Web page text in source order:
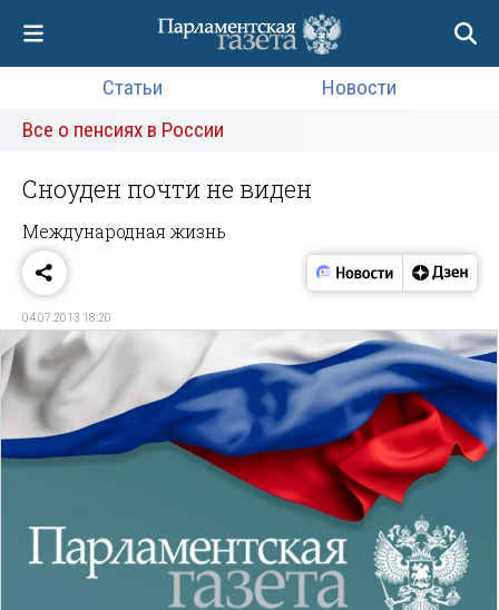
Статьи
Новости
Все о пенсиях в России
Сноуден почти не виден
Международная жизнь
04.07.2013 18:20